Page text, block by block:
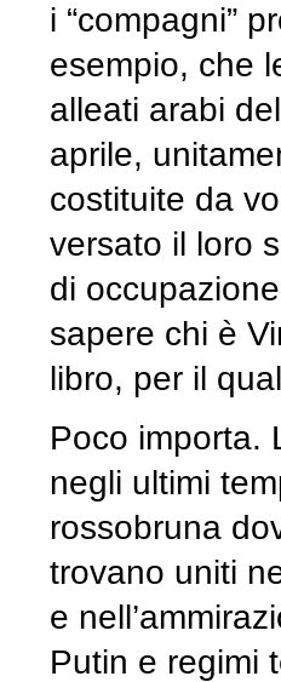
i “compagni”
esempio, che
alleati arabi
aprile,
costituite da
versato il loro
di
sapere chi è
libro, per il
Poco importa.
negli ultimi
rossobruna
trovano uniti
e
Putin e regimi